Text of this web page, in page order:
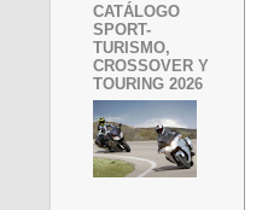
CATÁLOGO
SPORT-
TURISMO,
CROSSOVER Y
TOURING 2026